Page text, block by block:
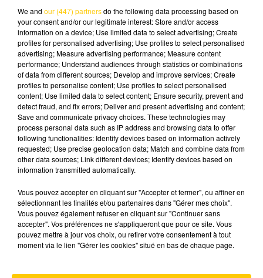
26 mai 2026 - 2 min 38 sec
COUP DE COEUR - STEPHANE DE
GROODT À "RENDEZ VOUS EN TERRE
INCONNUE" SUR FRANCE 2
Dans ce coup de cœur, Thierry Moreau revient
sur la participation de Stéphane de Groodt à
l’émission Rendez-vous en terre inconnue sur
France 2, une aventure humaine et dépaysante
marquée par des rencontres émouvantes et
une profonde découverte de l’autre.
We and our (447) partnersdo the following data processing based on
your consent and/or our legitimate interest: Store and/or access
information on a device; Use limited data to select advertising; Create
profiles for personalised advertising; Use profiles to select personalised
advertising; Measure advertising performance; Measure content
performance; Understand audiences through statistics or combinations
of data from different sources; Develop and improve services; Create
profiles to personalise content; Use profiles to select personalised
content; Use limited data to select content; Ensure security, prevent and
detect fraud, and fix errors; Deliver and present advertising and content;
Save and communicate privacy choices. These technologies may
process personal data such as IP address and browsing data to offer
following functionalities: Identify devices based on information actively
requested; Use precise geolocation data; Match and combine data from
other data sources; Link different devices; Identify devices based on
information transmitted automatically.
Vous pouvez accepter en cliquant sur "Accepter et fermer", ou affiner en
sélectionnant les finalités et/ou partenaires dans "Gérer mes choix".
Vous pouvez également refuser en cliquant sur "Continuer sans
accepter". Vos préférences ne s'appliqueront que pour ce site. Vous
pouvez mettre à jour vos choix, ou retirer votre consentement à tout
moment via le lien "Gérer les cookies" situé en bas de chaque page.